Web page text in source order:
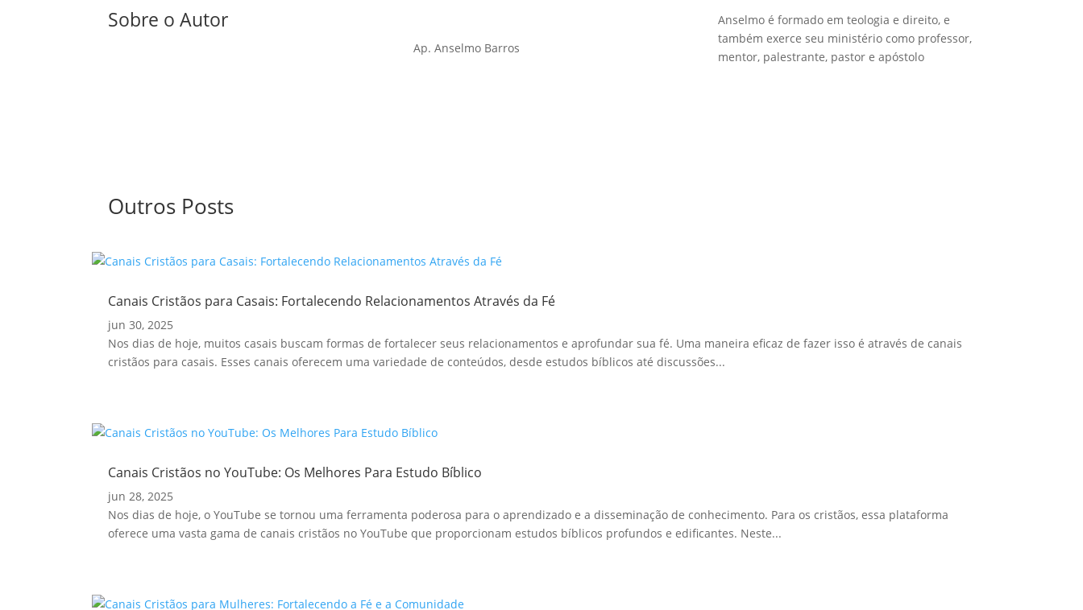
Sobre o Autor
Ap. Anselmo Barros
Anselmo é formado em teologia e direito, e
também exerce seu ministério como professor,
mentor, palestrante, pastor e apóstolo
Outros Posts
Canais Cristãos para Casais: Fortalecendo Relacionamentos Através da Fé
jun 30, 2025
Nos dias de hoje, muitos casais buscam formas de fortalecer seus relacionamentos e aprofundar sua fé. Uma maneira eficaz de fazer isso é através de canais
cristãos para casais. Esses canais oferecem uma variedade de conteúdos, desde estudos bíblicos até discussões...
Canais Cristãos no YouTube: Os Melhores Para Estudo Bíblico
jun 28, 2025
Nos dias de hoje, o YouTube se tornou uma ferramenta poderosa para o aprendizado e a disseminação de conhecimento. Para os cristãos, essa plataforma
oferece uma vasta gama de canais cristãos no YouTube que proporcionam estudos bíblicos profundos e edificantes. Neste...